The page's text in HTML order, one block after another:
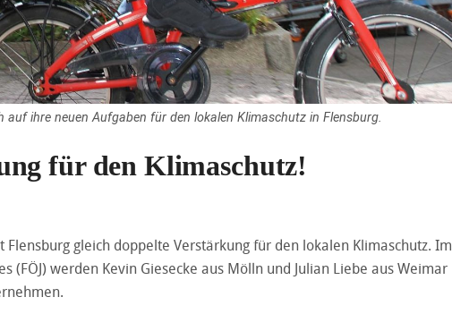
auf ihre neuen Aufgaben für den lokalen Klimaschutz in Flensburg.
für den Klimaschutz!
gleich doppelte Verstärkung für den lokalen Klimaschutz. Im
(FÖJ) werden Kevin Giesecke aus Mölln und Julian Liebe aus Weimar